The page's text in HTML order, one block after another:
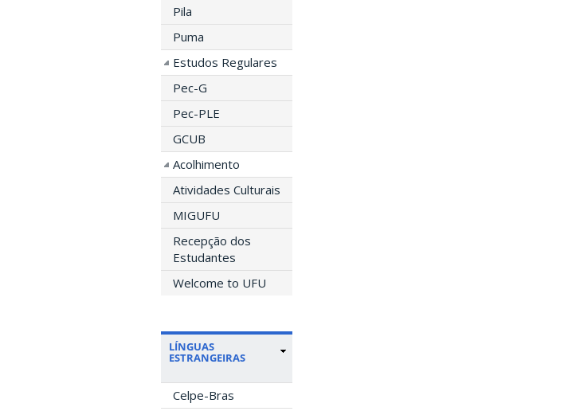
Pila
Puma
Estudos Regulares
Pec-G
Pec-PLE
GCUB
Acolhimento
Atividades Culturais
MIGUFU
Recepção dos
Estudantes
Welcome to UFU
LÍNGUAS
ESTRANGEIRAS
Celpe-Bras